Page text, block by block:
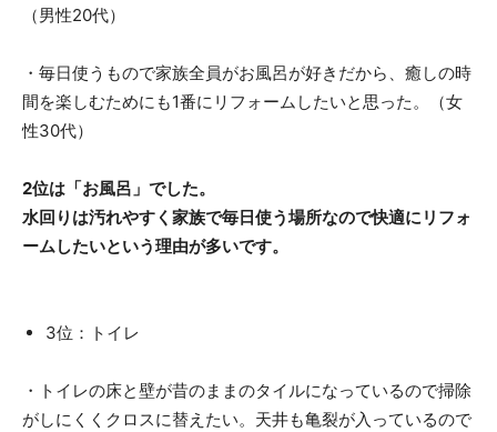
（男性20代）
・毎日使うもので家族全員がお風呂が好きだから、癒しの時
間を楽しむためにも1番にリフォームしたいと思った。（女
性30代）
2位は「お風呂」でした。
水回りは汚れやすく家族で毎日使う場所なので快適にリフォ
ームしたいという理由が多いです。
3位：トイレ
・トイレの床と壁が昔のままのタイルになっているので掃除
がしにくくクロスに替えたい。天井も亀裂が入っているので